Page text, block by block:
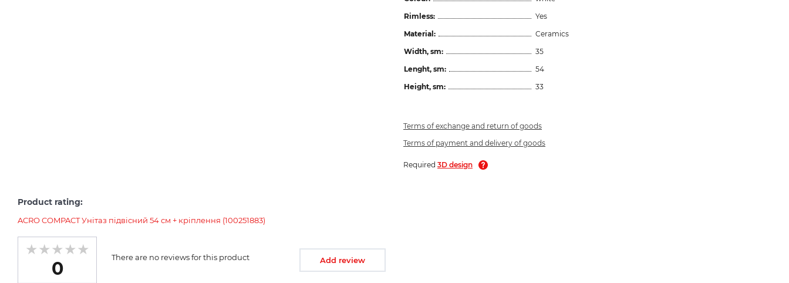
Rimless:
Yes
Material:
Ceramics
Width, sm:
35
Lenght, sm:
54
Height, sm:
33
Terms of exchange and return of goods
Terms of payment and delivery of goods
Required 3D design
Product rating:
ACRO COMPACT Унітаз підвісний 54 см + кріплення (100251883)
0
There are no reviews for this product Add review